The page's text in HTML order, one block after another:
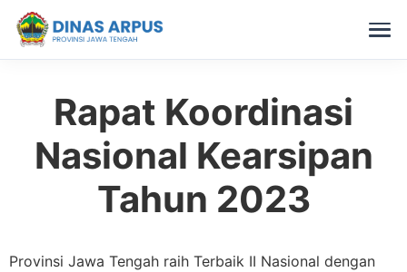
content
Rapat Koordinasi
Nasional Kearsipan
Tahun 2023
Provinsi Jawa Tengah raih Terbaik II Nasional dengan